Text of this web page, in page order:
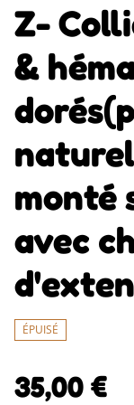
Z-
&
monté
avec
ÉPUISÉ
35,00 €